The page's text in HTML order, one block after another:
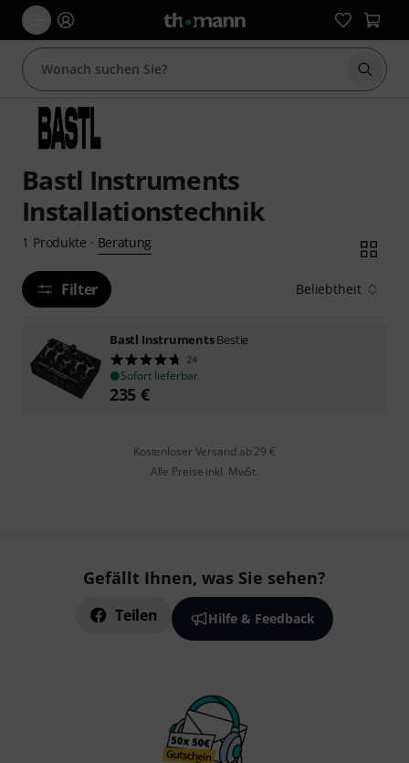
Suche
Bastl Instruments
Installationstechnik
1 Produkte · Beratung
Filter Beliebtheit
Bastl InstrumentsBestie
24
Sofort lieferbar
235 €
Kostenloser Versand ab 29 €
Alle Preise inkl. MwSt.
Gefällt Ihnen, was Sie sehen?
Teilen Hilfe & Feedback